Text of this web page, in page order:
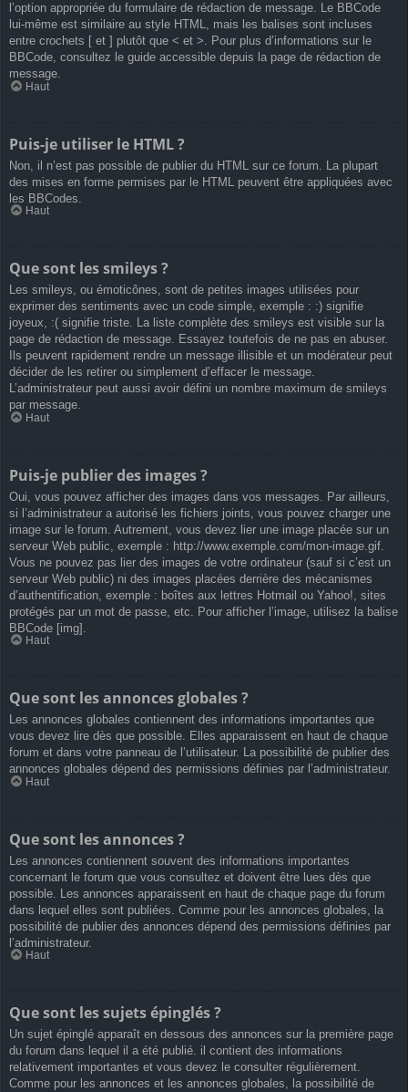
l’option appropriée du formulaire de rédaction de message. Le BBCode
lui-même est similaire au style HTML, mais les balises sont incluses
entre crochets [ et ] plutôt que < et >. Pour plus d’informations sur le
BBCode, consultez le guide accessible depuis la page de rédaction de
message.
Haut
Puis-je utiliser le HTML ?
Non, il n’est pas possible de publier du HTML sur ce forum. La plupart
des mises en forme permises par le HTML peuvent être appliquées avec
les BBCodes.
Haut
Que sont les smileys ?
Les smileys, ou émoticônes, sont de petites images utilisées pour
exprimer des sentiments avec un code simple, exemple : :) signifie
joyeux, :( signifie triste. La liste complète des smileys est visible sur la
page de rédaction de message. Essayez toutefois de ne pas en abuser.
Ils peuvent rapidement rendre un message illisible et un modérateur peut
décider de les retirer ou simplement d’effacer le message.
L’administrateur peut aussi avoir défini un nombre maximum de smileys
par message.
Haut
Puis-je publier des images ?
Oui, vous pouvez afficher des images dans vos messages. Par ailleurs,
si l’administrateur a autorisé les fichiers joints, vous pouvez charger une
image sur le forum. Autrement, vous devez lier une image placée sur un
serveur Web public, exemple : http://www.exemple.com/mon-image.gif.
Vous ne pouvez pas lier des images de votre ordinateur (sauf si c’est un
serveur Web public) ni des images placées derrière des mécanismes
d’authentification, exemple : boîtes aux lettres Hotmail ou Yahoo!, sites
protégés par un mot de passe, etc. Pour afficher l’image, utilisez la balise
BBCode [img].
Haut
Que sont les annonces globales ?
Les annonces globales contiennent des informations importantes que
vous devez lire dès que possible. Elles apparaissent en haut de chaque
forum et dans votre panneau de l’utilisateur. La possibilité de publier des
annonces globales dépend des permissions définies par l’administrateur.
Haut
Que sont les annonces ?
Les annonces contiennent souvent des informations importantes
concernant le forum que vous consultez et doivent être lues dès que
possible. Les annonces apparaissent en haut de chaque page du forum
dans lequel elles sont publiées. Comme pour les annonces globales, la
possibilité de publier des annonces dépend des permissions définies par
l’administrateur.
Haut
Que sont les sujets épinglés ?
Un sujet épinglé apparaît en dessous des annonces sur la première page
du forum dans lequel il a été publié. il contient des informations
relativement importantes et vous devez le consulter régulièrement.
Comme pour les annonces et les annonces globales, la possibilité de